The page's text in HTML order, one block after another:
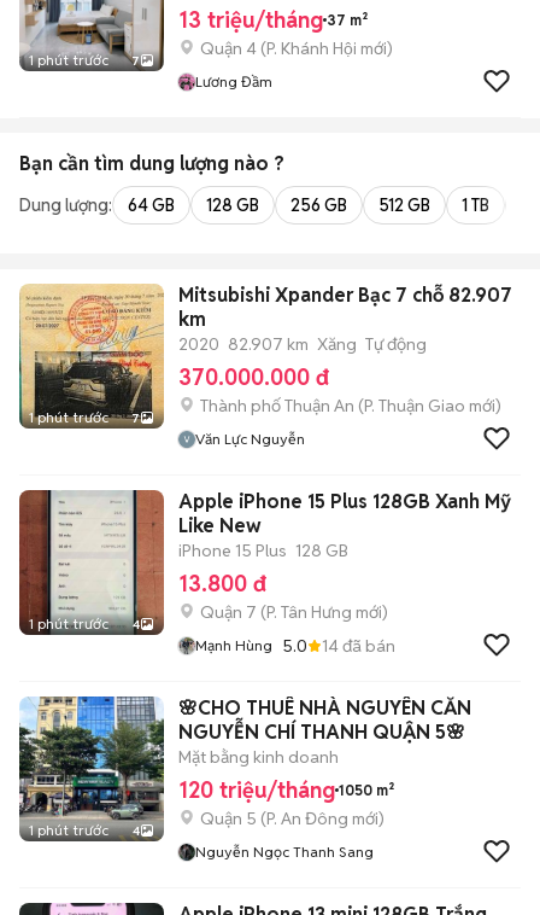
1 phút trước 7
13 triệu/tháng 37 m²
Quận 4 (P. Khánh Hội mới)
Lương Đầm
Bạn cần tìm dung lượng nào ?
Dung lượng: 64 GB 128 GB 256 GB 512 GB 1 TB
1 phút trước 7
Mitsubishi Xpander Bạc 7 chỗ 82.907
km
2020 82.907 km Xăng Tự động
370.000.000 đ
Thành phố Thuận An (P. Thuận Giao mới)
Văn Lực Nguyễn
1 phút trước 4
Apple iPhone 15 Plus 128GB Xanh Mỹ
Like New
iPhone 15 Plus 128 GB
13.800 đ
Quận 7 (P. Tân Hưng mới)
Mạnh Hùng 5.0 14đã bán
1 phút trước 4
🌸CHO THUÊ NHÀ NGUYÊN CĂN
NGUYỄN CHÍ THANH QUẬN 5🌸
Mặt bằng kinh doanh
120 triệu/tháng 1050 m²
Quận 5 (P. An Đông mới)
Nguyễn Ngọc Thanh Sang